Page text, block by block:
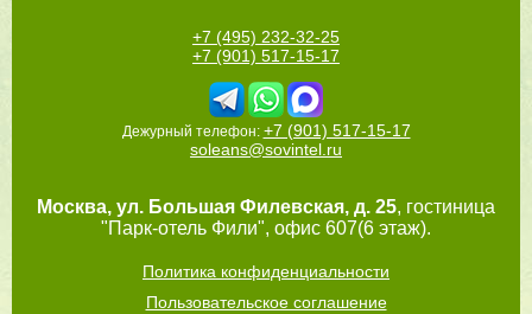
+7 (495) 232-32-25
+7 (901) 517-15-17
Дежурный телефон: +7 (901) 517-15-17
soleans@sovintel.ru
Москва, ул. Большая Филевская, д. 25, гостиница
"Парк-отель Фили", офис 607(6 этаж).
Политика конфиденциальности
Пользовательское соглашение